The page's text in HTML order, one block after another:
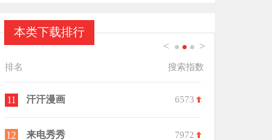
本类下载排行
< >
排名 搜索指数
11 汗汗漫画 6573
12 来电秀秀 7972